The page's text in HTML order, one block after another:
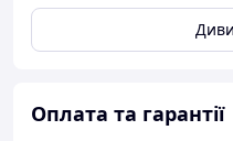
Оплата та гарантії